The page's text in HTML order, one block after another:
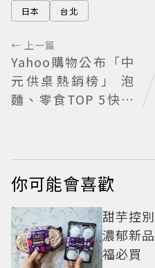
日本 台北
← 上一篇
Yahoo購物公布「中
元供桌熱銷榜」 泡
麵、零食TOP 5快加
你可能會喜歡
甜芋控
濃郁新
福必買